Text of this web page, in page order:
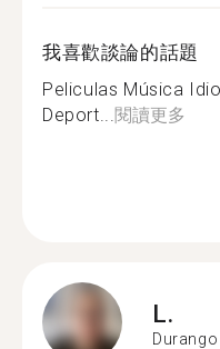
我喜歡談論的話題
Peliculas Música
Deport... 閱讀更多
L.
Durango